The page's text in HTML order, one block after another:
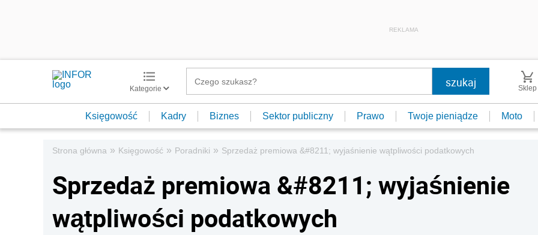
REKLAMA
Kategorie Sklep
Księgowość Kadry Biznes Sektor publiczny Prawo Twoje pieniądze Moto
Strona główna » Księgowość » Poradniki » Sprzedaż premiowa &#8211; wyjaśnienie wątpliwości podatkowych
Sprzedaż premiowa &#8211; wyjaśnienie
wątpliwości podatkowych